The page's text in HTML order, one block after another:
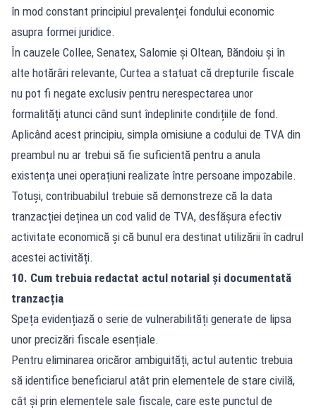
în mod constant principiul prevalenței fondului economic
asupra formei juridice.
În cauzele Collee, Senatex, Salomie și Oltean, Băndoiu și în
alte hotărâri relevante, Curtea a statuat că drepturile fiscale
nu pot fi negate exclusiv pentru nerespectarea unor
formalități atunci când sunt îndeplinite condițiile de fond.
Aplicând acest principiu, simpla omisiune a codului de TVA din
preambul nu ar trebui să fie suficientă pentru a anula
existența unei operațiuni realizate între persoane impozabile.
Totuși, contribuabilul trebuie să demonstreze că la data
tranzacției deținea un cod valid de TVA, desfășura efectiv
activitate economică și că bunul era destinat utilizării în cadrul
acestei activități.
10. Cum trebuia redactat actul notarial și documentată
tranzacția
Speța evidențiază o serie de vulnerabilități generate de lipsa
unor precizări fiscale esențiale.
Pentru eliminarea oricăror ambiguități, actul autentic trebuia
să identifice beneficiarul atât prin elementele de stare civilă,
cât și prin elementele sale fiscale, care este punctul de